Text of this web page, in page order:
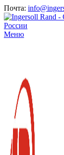
Почта:
Меню